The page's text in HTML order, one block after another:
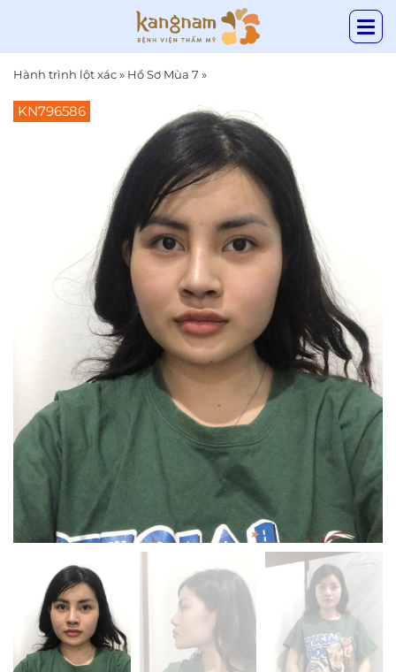
Hành trình lột xác» Hồ Sơ Mùa 7 »
KN796586